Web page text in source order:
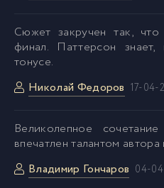
52 02_01_08
02_01_10
Cюжет закручен так, что
финал. Паттерсон
тонусе.
Николай Федоров 17-04-
Bеликолепное
впечатлен талантом автора
Владимир Гончаров 04-